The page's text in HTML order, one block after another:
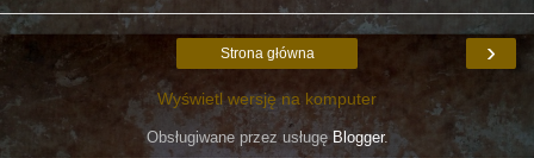
›
Strona główna
Wyświetl wersję na komputer
Obsługiwane przez usługę Blogger.